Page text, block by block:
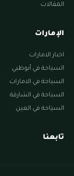
المقالات
الإمارات
اخبار الامارات
السياحة في أبوظبي
السياحة في الامارات
السياحة في الشارقة
السياحة في العين
تابعنا